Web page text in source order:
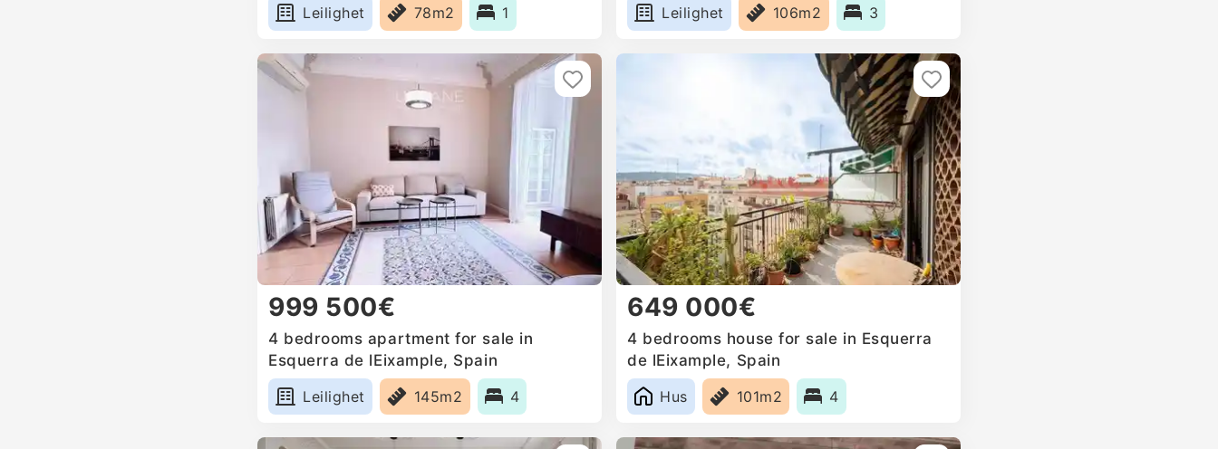
Leilighet
78m2 1
Leilighet
106m2 3
999 500€
4 bedrooms apartment for sale in
Esquerra de lEixample, Spain
Leilighet
145m2 4
649 000€
4 bedrooms house for sale in Esquerra
de lEixample, Spain
Hus
101m2 4